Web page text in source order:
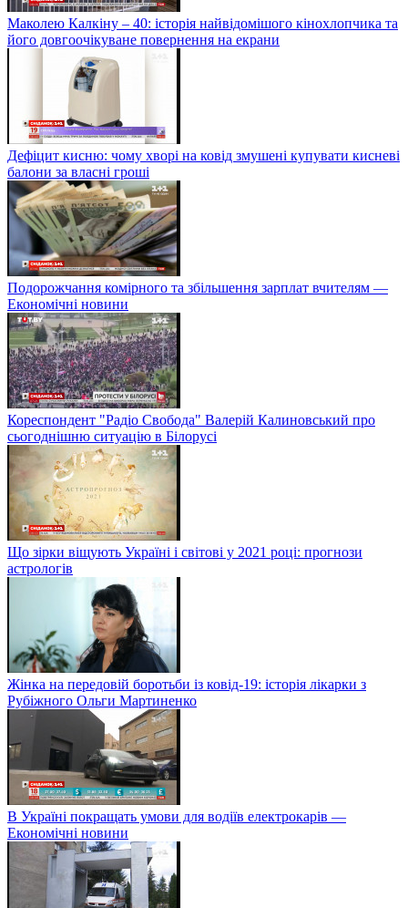
Маколею Калкіну – 40: історія найвідомішого кінохлопчика та
його довгоочікуване повернення на екрани
Дефіцит кисню: чому хворі на ковід змушені купувати кисневі
балони за власні гроші
Подорожчання комірного та збільшення зарплат вчителям —
Економічні новини
Кореспондент "Радіо Свобода" Валерій Калиновський про
сьогоднішню ситуацію в Білорусі
Що зірки віщують Україні і світові у 2021 році: прогнози
астрологів
Жінка на передовій боротьби із ковід-19: історія лікарки з
Рубіжного Ольги Мартиненко
В Україні покращать умови для водіїв електрокарів —
Економічні новини